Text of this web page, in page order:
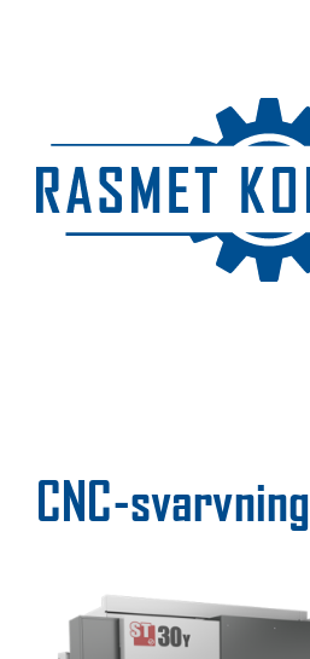
CNC-svarvning